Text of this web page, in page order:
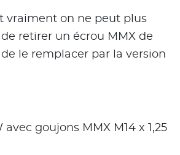
vraiment on ne peut plus
retirer un écrou MMX de
le remplacer par la version
avec goujons MMX M14 x 1,25